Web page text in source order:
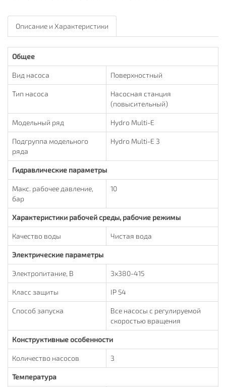
Описание и Характеристики
Общее
Вид насоса Поверхностный
Тип насоса
Насосная станция
(повысительный)
Модельный ряд Hydro Multi-E
Подгруппа модельного
ряда
Hydro Multi-E 3
Гидравлические параметры
Макс. рабочее давление,
бар
10
Xарактеристики рабочей среды, рабочие режимы
Качество воды Чистая вода
Электрические параметры
Электропитание, В 3x380-415
Класс защиты IP 54
Способ запуска
Все насосы с регулируемой
скоростью вращения
Конструктивные особенности
Количество насосов 3
Температура